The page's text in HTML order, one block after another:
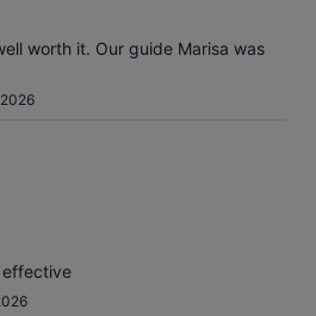
worth it. Our guide Marisa was
effective